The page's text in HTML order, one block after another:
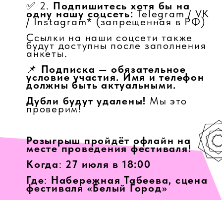
УЧАСТВУЮ!
Принимая участие, я соглашаюсь
с политикой в отношении
обработки персональных данных
Где: Набережная Табеева, сцена
фестиваля «Белый Город»
Обязательно будьте на месте —
призы вручим только лично
победителям!
И да, шанс выиграть есть не
только один 😉
Жмите «Участвую!», заполняйте
анкету и приходите за
подарком.
До встречи в Белом Городе!